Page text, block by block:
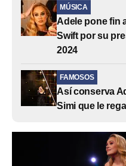
MÚSICA
Adele pone fin
Swift por su
2024
FAMOSOS
Así conserva
Simi que le